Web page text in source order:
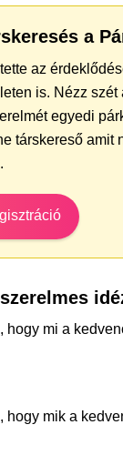
a
az
is. Nézz
egyedi
társkereső amit
, hogy mi a
, hogy mik a